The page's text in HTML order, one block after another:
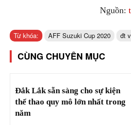
Nguồn:
Từ khóa: AFF Suzuki Cup 2020 đt
CÙNG CHUYÊN MỤC
Đắk Lắk sẵn sàng cho sự kiện
thể thao quy mô lớn nhất trong
năm